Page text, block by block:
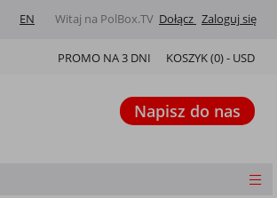
Witaj na PolBox.TV Dołącz Zaloguj się
EN
KOSZYK (0) - USD
PROMO NA 3 DNI
Napisz do nas